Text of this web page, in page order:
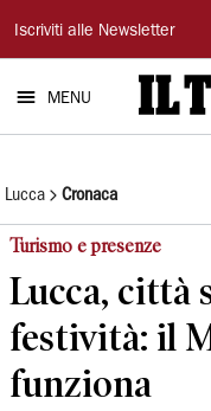
Il
Tirreno
Iscriviti alle Newsletter
MENU
Lucca Cronaca
Turismo e presenze
Lucca, città
festività: il
funziona